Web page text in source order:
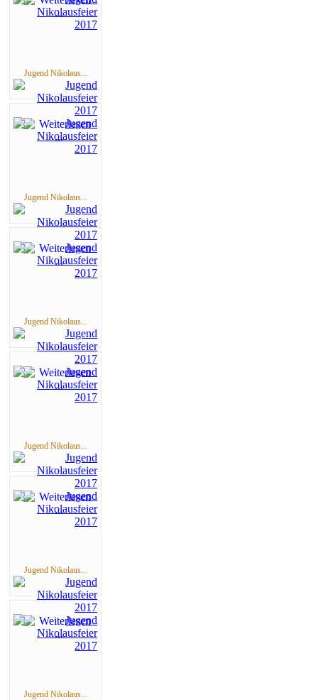
Jugend Nikolaus...
Jugend Nikolaus...
Jugend Nikolaus...
Jugend Nikolaus...
Jugend Nikolaus...
Jugend Nikolaus...